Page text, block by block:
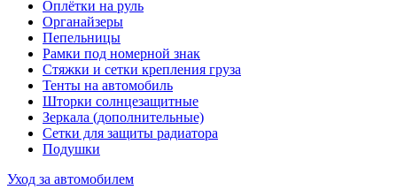
Оплётки на руль
Органайзеры
Пепельницы
Рамки под номерной знак
Стяжки и сетки крепления груза
Тенты на автомобиль
Шторки солнцезащитные
Зеркала (дополнительные)
Сетки для защиты радиатора
Подушки
Уход за автомобилем